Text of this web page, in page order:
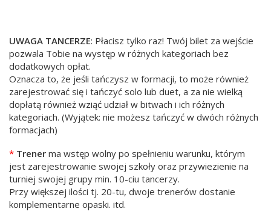
UWAGA TANCERZE: Płacisz tylko raz! Twój bilet za wejście
pozwala Tobie na występ w różnych kategoriach bez
dodatkowych opłat.
Oznacza to, że jeśli tańczysz w formacji, to może również
zarejestrować się i tańczyć solo lub duet, a za nie wielką
dopłatą również wziąć udział w bitwach i ich różnych
kategoriach. (Wyjątek: nie możesz tańczyć w dwóch różnych
formacjach)
* Trener ma wstęp wolny po spełnieniu warunku, którym
jest zarejestrowanie swojej szkoły oraz przywiezienie na
turniej swojej grupy min. 10-ciu tancerzy.
Przy większej ilości tj. 20-tu, dwoje trenerów dostanie
komplementarne opaski. itd.